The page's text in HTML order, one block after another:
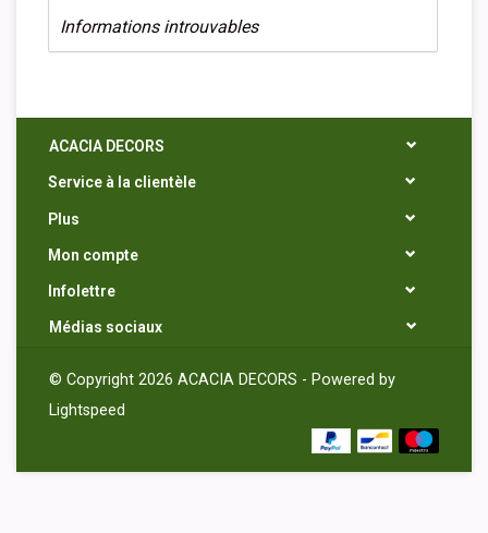
Informations introuvables
ACACIA DECORS
Service à la clientèle
Plus
Mon compte
Infolettre
Médias sociaux
© Copyright 2026 ACACIA DECORS - Powered by
Lightspeed